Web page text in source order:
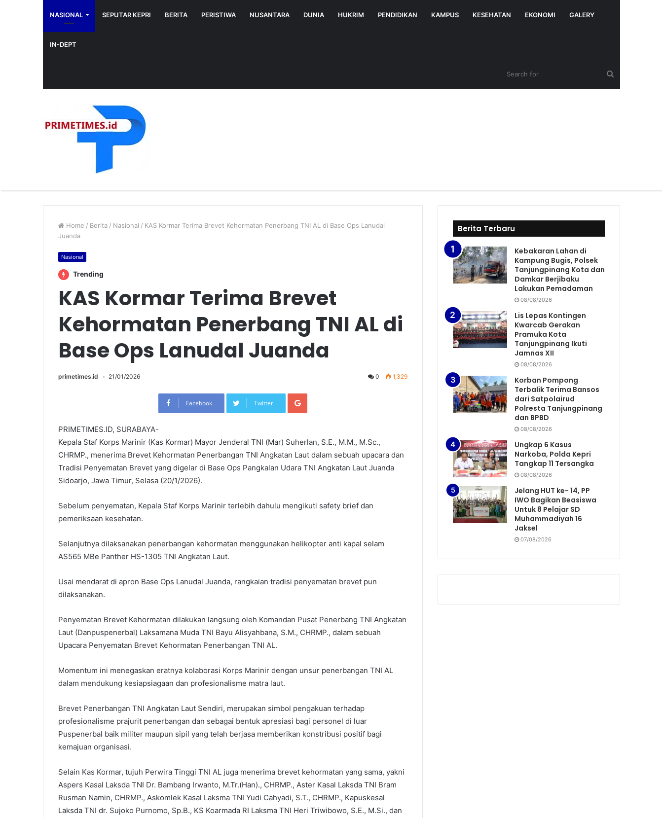
NASIONAL SEPUTAR KEPRI BERITA PERISTIWA NUSANTARA DUNIA HUKRIM PENDIDIKAN KAMPUS KESEHATAN EKONOMI GALERY
IN-DEPT
Home / Berita / Nasional / KAS Kormar Terima Brevet Kehormatan Penerbang TNI AL di Base Ops Lanudal
Juanda
Nasional
Trending
KAS Kormar Terima Brevet
Kehormatan Penerbang TNI AL di
Base Ops Lanudal Juanda
primetimes.id 21/01/2026 0 1,329
Facebook Twitter
Google+
PRIMETIMES.ID, SURABAYA-
Kepala Staf Korps Marinir (Kas Kormar) Mayor Jenderal TNI (Mar) Suherlan, S.E., M.M., M.Sc.,
CHRMP., menerima Brevet Kehormatan Penerbangan TNI Angkatan Laut dalam sebuah upacara dan
Tradisi Penyematan Brevet yang digelar di Base Ops Pangkalan Udara TNI Angkatan Laut Juanda
Sidoarjo, Jawa Timur, Selasa (20/1/2026).
Sebelum penyematan, Kepala Staf Korps Marinir terlebih dahulu mengikuti safety brief dan
pemeriksaan kesehatan.
Selanjutnya dilaksanakan penerbangan kehormatan menggunakan helikopter anti kapal selam
AS565 MBe Panther HS-1305 TNI Angkatan Laut.
Usai mendarat di apron Base Ops Lanudal Juanda, rangkaian tradisi penyematan brevet pun
dilaksanakan.
Penyematan Brevet Kehormatan dilakukan langsung oleh Komandan Pusat Penerbang TNI Angkatan
Laut (Danpuspenerbal) Laksamana Muda TNI Bayu Alisyahbana, S.M., CHRMP., dalam sebuah
Upacara Penyematan Brevet Kehormatan Penerbangan TNI AL.
Momentum ini menegaskan eratnya kolaborasi Korps Marinir dengan unsur penerbangan TNI AL
dalam mendukung kesiapsiagaan dan profesionalisme matra laut.
Brevet Penerbangan TNI Angkatan Laut Sendiri, merupakan simbol pengakuan terhadap
profesionalisme prajurit penerbangan dan sebagai bentuk apresiasi bagi personel di luar
Puspenerbal baik militer maupun sipil yang telah berjasa memberikan konstribusi positif bagi
kemajuan organisasi.
Selain Kas Kormar, tujuh Perwira Tinggi TNI AL juga menerima brevet kehormatan yang sama, yakni
Aspers Kasal Laksda TNI Dr. Bambang Irwanto, M.Tr.(Han)., CHRMP., Aster Kasal Laksda TNI Bram
Rusman Namin, CHRMP., Askomlek Kasal Laksma TNI Yudi Cahyadi, S.T., CHRMP., Kapuskesal
Laksda TNI dr. Sujoko Purnomo, Sp.B., KS Koarmada RI Laksma TNI Heri Triwibowo, S.E., M.Si., dan
Berita Terbaru
Kebakaran Lahan di
Kampung Bugis, Polsek
Tanjungpinang Kota dan
Damkar Berjibaku
Lakukan Pemadaman
08/08/2026
Lis Lepas Kontingen
Kwarcab Gerakan
Pramuka Kota
Tanjungpinang Ikuti
Jamnas XII
08/08/2026
Korban Pompong
Terbalik Terima Bansos
dari Satpolairud
Polresta Tanjungpinang
dan BPBD
08/08/2026
Ungkap 6 Kasus
Narkoba, Polda Kepri
Tangkap 11 Tersangka
08/08/2026
Jelang HUT ke- 14, PP
IWO Bagikan Beasiswa
Untuk 8 Pelajar SD
Muhammadiyah 16
Jaksel
07/08/2026